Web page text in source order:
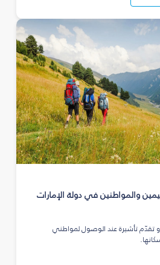
والمواطنين في دولة الإمارات
تقدّم تأشيرة عند الوصول لمواطني